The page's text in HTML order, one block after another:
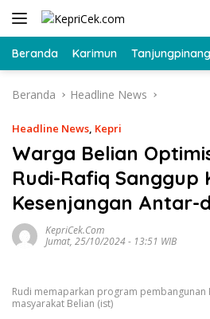
Langsung
Beranda Karimun Tanjungpinang
Beranda Headline News
Headline News, Kepri
Warga Belian
Rudi-Rafiq Sanggup
Kesenjangan Antar-
KepriCek.com
Jumat, 25/10/2024 - 13:51 WIB
Rudi memaparkan program
masyarakat Belian (ist)